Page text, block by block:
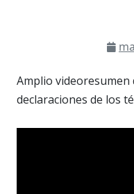
Amplio
declaraciones de los